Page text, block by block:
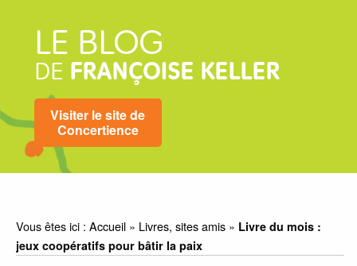
LE BLOG
DE FRANÇOISE KELLER
Visiter le site de
Concertience
Vous êtes ici :Accueil » Livres, sites amis » Livre du mois :
jeux coopératifs pour bâtir la paix